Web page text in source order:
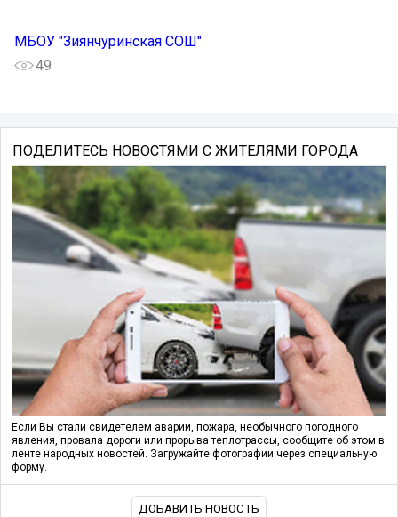
МБОУ "Зиянчуринская СОШ"
49
ПОДЕЛИТЕСЬ НОВОСТЯМИ С ЖИТЕЛЯМИ ГОРОДА
Если Вы стали свидетелем аварии, пожара, необычного погодного
явления, провала дороги или прорыва теплотрассы, сообщите об этом в
ленте народных новостей. Загружайте фотографии через специальную
форму.
ДОБАВИТЬ НОВОСТЬ